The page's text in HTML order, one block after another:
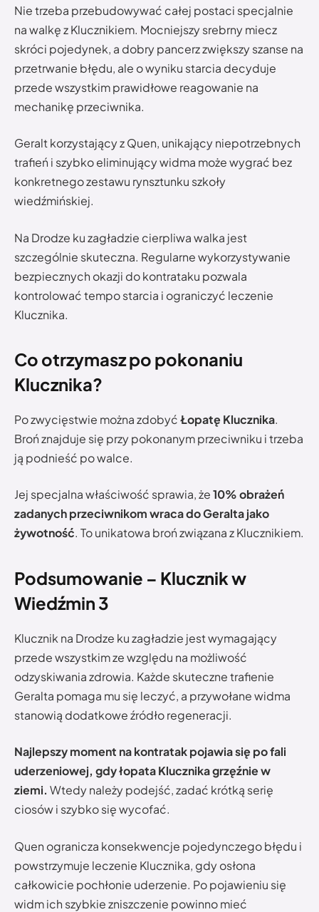
Nie trzeba przebudowywać całej postaci specjalnie
na walkę z Klucznikiem. Mocniejszy srebrny miecz
skróci pojedynek, a dobry pancerz zwiększy szanse na
przetrwanie błędu, ale o wyniku starcia decyduje
przede wszystkim prawidłowe reagowanie na
mechanikę przeciwnika.
Geralt korzystający z Quen, unikający niepotrzebnych
trafień i szybko eliminujący widma może wygrać bez
konkretnego zestawu rynsztunku szkoły
wiedźmińskiej.
Na Drodze ku zagładzie cierpliwa walka jest
szczególnie skuteczna. Regularne wykorzystywanie
bezpiecznych okazji do kontrataku pozwala
kontrolować tempo starcia i ograniczyć leczenie
Klucznika.
Co otrzymasz po pokonaniu
Klucznika?
Po zwycięstwie można zdobyćŁopatę Klucznika.
Broń znajduje się przy pokonanym przeciwniku i trzeba
ją podnieść po walce.
Jej specjalna właściwość sprawia, że10% obrażeń
zadanych przeciwnikom wraca do Geralta jako
żywotność. To unikatowa broń związana z Klucznikiem.
Podsumowanie – Klucznik w
Wiedźmin 3
Klucznik na Drodze ku zagładzie jest wymagający
przede wszystkim ze względu na możliwość
odzyskiwania zdrowia. Każde skuteczne trafienie
Geralta pomaga mu się leczyć, a przywołane widma
stanowią dodatkowe źródło regeneracji.
Najlepszy moment na kontratak pojawia się po fali
uderzeniowej, gdy łopata Klucznika grzęźnie w
ziemi. Wtedy należy podejść, zadać krótką serię
ciosów i szybko się wycofać.
Quen ogranicza konsekwencje pojedynczego błędu i
powstrzymuje leczenie Klucznika, gdy osłona
całkowicie pochłonie uderzenie. Po pojawieniu się
widm ich szybkie zniszczenie powinno mieć